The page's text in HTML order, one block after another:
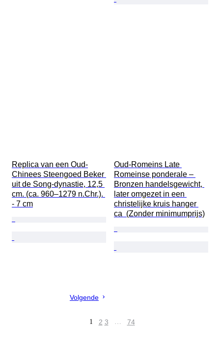
Replica van een Oud-
Chinees Steengoed Beker
uit de Song-dynastie, 12,5
cm. (ca. 960–1279 n.Chr.).
- 7 cm
Oud-Romeins Late
Romeinse ponderale –
Bronzen handelsgewicht,
later omgezet in een
christelijke kruis hanger
ca  (Zonder minimumprijs)
Volgende
1 2 3 … 74